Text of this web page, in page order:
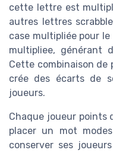
cette lettre est
autres lettres
case multipliée pour
multipliee, générant
Cette combinaison de
crée des écarts de
joueurs.
Chaque joueur points
placer un mot
conserver ses